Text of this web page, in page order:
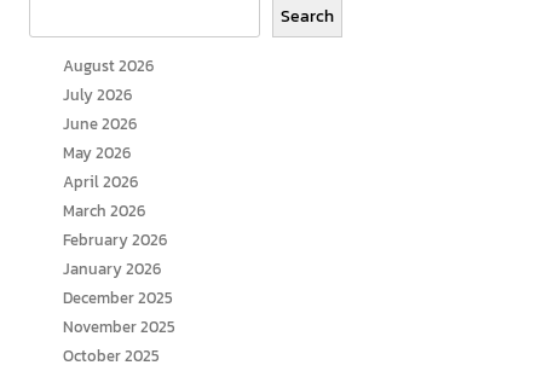
Search
August 2026
July 2026
June 2026
May 2026
April 2026
March 2026
February 2026
January 2026
December 2025
November 2025
October 2025